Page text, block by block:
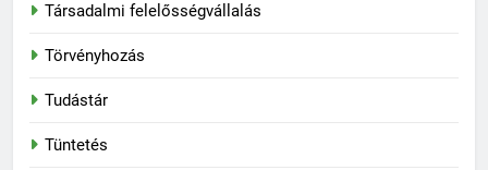
Társadalmi felelősségvállalás
Törvényhozás
Tudástár
Tüntetés